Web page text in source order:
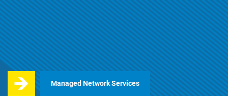
Managed Network Services